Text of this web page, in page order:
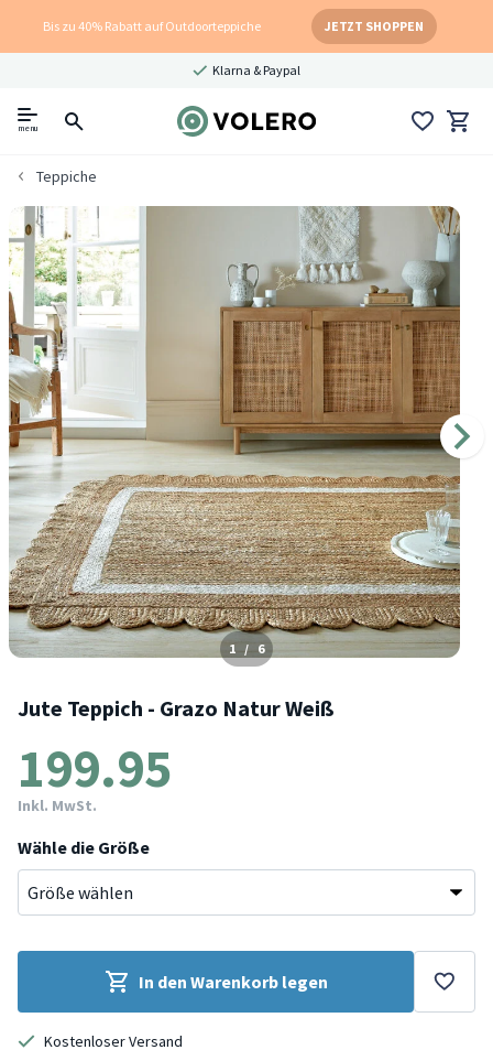
Bis zu 40% Rabatt auf Outdoorteppiche JETZT SHOPPEN
Klarna & Paypal
menu
Teppiche
1 / 6
Jute Teppich - Grazo Natur Weiß
199.95
Inkl. MwSt.
Wähle die Größe
In den Warenkorb legen
Kostenloser Versand